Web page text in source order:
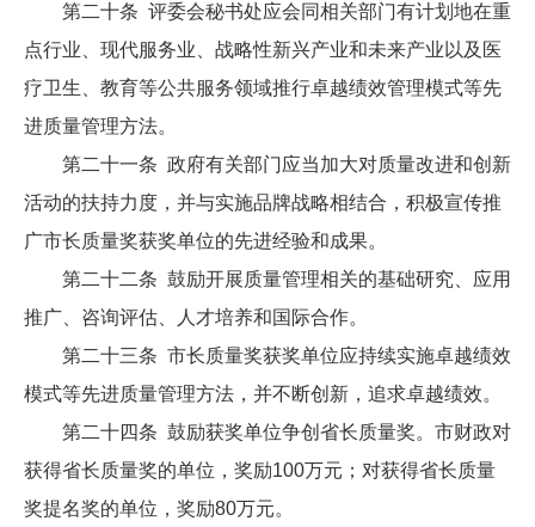
第二十条 评委会秘书处应会同相关部门有计划地在重
点行业、现代服务业、战略性新兴产业和未来产业以及医
疗卫生、教育等公共服务领域推行卓越绩效管理模式等先
进质量管理方法。
第二十一条 政府有关部门应当加大对质量改进和创新
活动的扶持力度，并与实施品牌战略相结合，积极宣传推
广市长质量奖获奖单位的先进经验和成果。
第二十二条 鼓励开展质量管理相关的基础研究、应用
推广、咨询评估、人才培养和国际合作。
第二十三条 市长质量奖获奖单位应持续实施卓越绩效
模式等先进质量管理方法，并不断创新，追求卓越绩效。
第二十四条 鼓励获奖单位争创省长质量奖。市财政对
获得省长质量奖的单位，奖励100万元；对获得省长质量
奖提名奖的单位，奖励80万元。